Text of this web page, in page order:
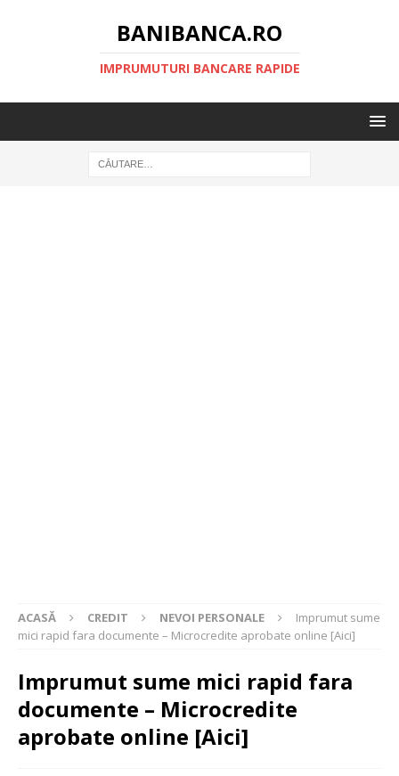
BANIBANCA.RO
IMPRUMUTURI BANCARE RAPIDE
ACASĂ CREDIT NEVOI PERSONALE
Imprumut sume
mici rapid fara documente – Microcredite aprobate online [Aici]
Imprumut sume mici rapid fara
documente – Microcredite
aprobate online [Aici]